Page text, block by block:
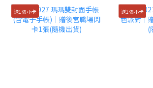
送1張小卡 送1張小卡